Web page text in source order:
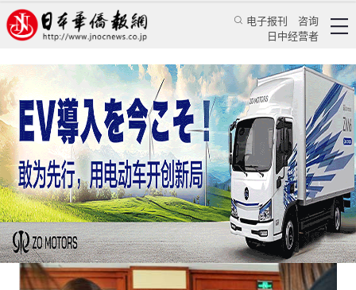
电子报刊
咨询
日中经营者
百名日本大学生访华 亲身体验到“不一样的中国”
陈星竹 华人新闻 文化风采
日本华侨报网 2016/9/12 17:18:57